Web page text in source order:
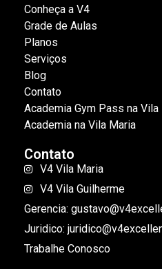
Conheça a V4
Grade de Aulas
Planos
Serviços
Blog
Contato
Academia Gym Pass na Vila
Academia na Vila Maria
Contato
V4 Vila Maria
V4 Vila Guilherme
Gerencia:
Juridico:
Trabalhe Conosco